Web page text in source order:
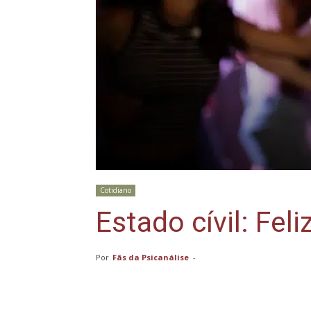
Cotidiano
Estado cívil:
Por Fãs da Psicanálise -